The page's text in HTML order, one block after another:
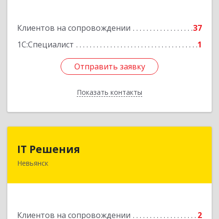
Клиентов на сопровождении
37
1С:Специалист
1
Отправить заявку
Показать контакты
Отправить заявку
Назад
IT Решения
Невьянск
Клиентов на сопровождении 2